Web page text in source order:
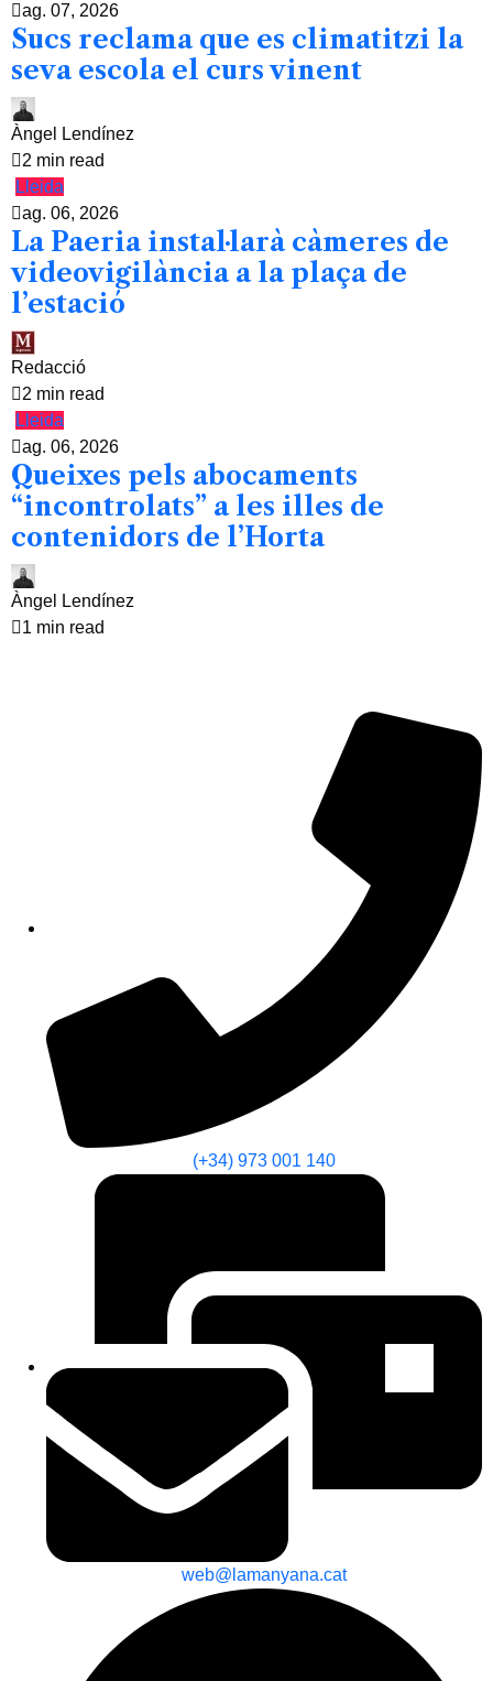
ag. 07, 2026
Sucs reclama que es climatitzi la
seva escola el curs vinent
Àngel Lendínez
2 min read
Lleida
ag. 06, 2026
La Paeria instal·larà càmeres de
videovigilància a la plaça de
l’estació
Redacció
2 min read
Lleida
ag. 06, 2026
Queixes pels abocaments
“incontrolats” a les illes de
contenidors de l’Horta
Àngel Lendínez
1 min read
(+34) 973 001 140
web@lamanyana.cat